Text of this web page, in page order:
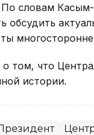
словам
обсудить
о том, что
истории.